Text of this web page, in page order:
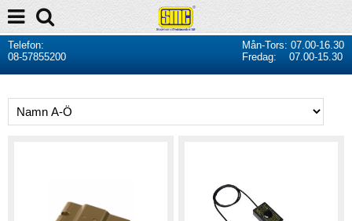
Telefon:
08-57855200
Mån-Tors: 07.00-16.30
Fredag: 07.00-15.30